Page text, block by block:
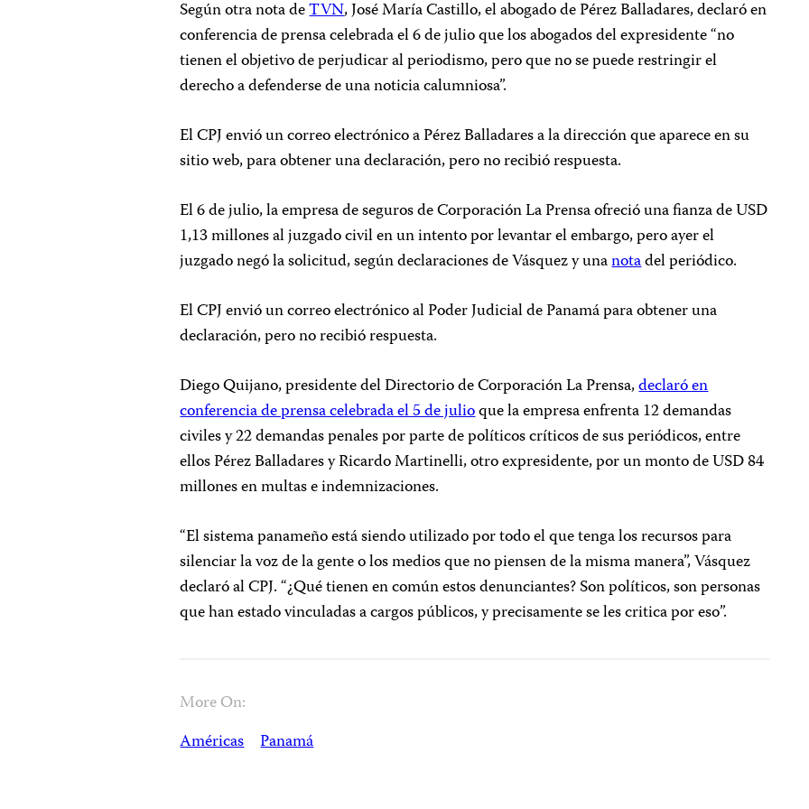
Según otra nota deTVN, José María Castillo, el abogado de Pérez Balladares, declaró en
conferencia de prensa celebrada el 6 de julio que los abogados del expresidente “no
tienen el objetivo de perjudicar al periodismo, pero que no se puede restringir el
derecho a defenderse de una noticia calumniosa”.
El CPJ envió un correo electrónico a Pérez Balladares a la dirección que aparece en su
sitio web, para obtener una declaración, pero no recibió respuesta.
El 6 de julio, la empresa de seguros de Corporación La Prensa ofreció una fianza de USD
1,13 millones al juzgado civil en un intento por levantar el embargo, pero ayer el
juzgado negó la solicitud, según declaraciones de Vásquez y unanotadel periódico.
El CPJ envió un correo electrónico al Poder Judicial de Panamá para obtener una
declaración, pero no recibió respuesta.
Diego Quijano, presidente del Directorio de Corporación La Prensa,declaró en
conferencia de prensa celebrada el 5 de julioque la empresa enfrenta 12 demandas
civiles y 22 demandas penales por parte de políticos críticos de sus periódicos, entre
ellos Pérez Balladares y Ricardo Martinelli, otro expresidente, por un monto de USD 84
millones en multas e indemnizaciones.
“El sistema panameño está siendo utilizado por todo el que tenga los recursos para
silenciar la voz de la gente o los medios que no piensen de la misma manera”, Vásquez
declaró al CPJ. “¿Qué tienen en común estos denunciantes? Son políticos, son personas
que han estado vinculadas a cargos públicos, y precisamente se les critica por eso”.
More On:
Américas Panamá